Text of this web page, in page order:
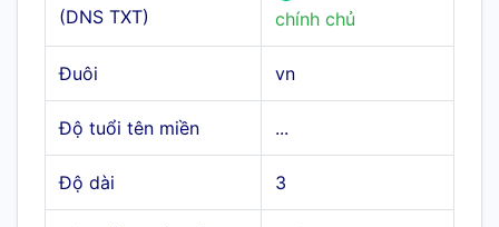
(DNS TXT)
chính chủ
Đuôi vn
Độ tuổi tên miền ...
Độ dài 3